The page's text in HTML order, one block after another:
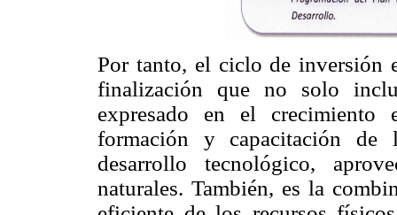
Por tanto, el ciclo de inversión
finalización que no solo
expresado en el
formación y capacitación de
desarrollo tecnológico,
naturales. También, es la